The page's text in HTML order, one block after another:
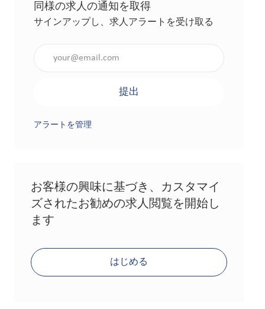
同様の求人の通知を取得
サインアップし、求人アラートを受け取る
提出
アラートを管理
お客様の興味に基づき、カスタマイ
ズされたお勧めの求人閲覧を開始し
ます
はじめる